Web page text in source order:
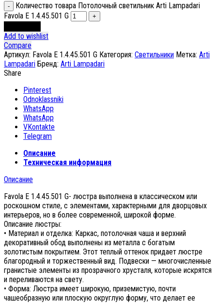
Количество товара Потолочный светильник Arti Lampadari
Favola E 1.4.45.501 G
Add to wishlist
Compare
Артикул: Favola E 1.4.45.501 G Категория: Светильники Метка: Arti
Lampadari Бренд: Arti Lampadari
Share
Pinterest
Odnoklassniki
WhatsApp
WhatsApp
VKontakte
Telegram
Описание
Техническая информация
Описание
Favola E 1.4.45.501 G- люстра выполнена в классическом или
роскошном стиле, с элементами, характерными для дворцовых
интерьеров, но в более современной, широкой форме.
Описание люстры:
• Материал и отделка: Каркас, потолочная чаша и верхний
декоративный обод выполнены из металла с богатым
золотистым покрытием. Этот теплый оттенок придает люстре
благородный и торжественный вид. Подвески — многочисленные
гранистые элементы из прозрачного хрусталя, которые искрятся
и переливаются на свету.
• Форма: Люстра имеет широкую, приземистую, почти
чашеобразную или плоскую округлую форму, что делает ее